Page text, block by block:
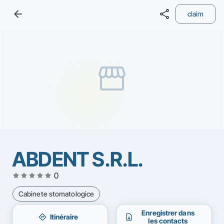
arrow_back share claim
storefront
ABDENT S.R.L.
star star star star star 0
Cabinete stomatologice
directions Itinéraire contact_page
Enregistrer dans
les contacts